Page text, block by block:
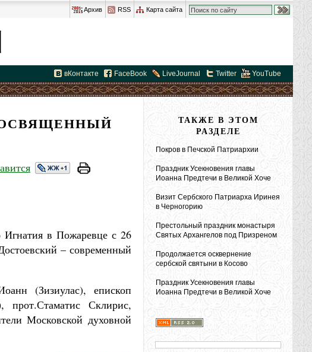
Архив RSS Карта сайта
вКонтакте FaceBook LiveJournal Twitter YouTube
Игнатия в Пожаревце с 26
– современный
(Зизиулас), епископ
Склирис,
Московской духовной
ТАКЖЕ В ЭТОМ
РАЗДЕЛЕ
Покров в Печской Патриархии
Праздник Усекновения главы
Иоанна Предтечи в Великой Хоче
Визит Сербского Патриарха Иринея
в Черногорию
Престольный праздник монастыря
Святых Архангелов под Призреном
Продолжается осквернение
сербской святыни в Косово
Праздник Усекновения главы
Иоанна Предтечи в Великой Хоче